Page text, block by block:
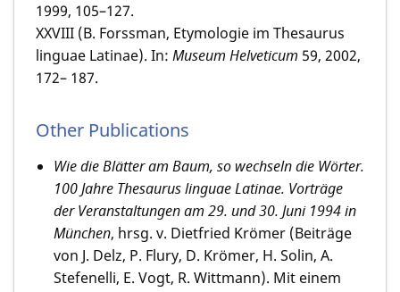
1999, 105–127.
XXVIII (B. Forssman, Etymologie im Thesaurus
linguae Latinae). In: Museum Helveticum 59, 2002,
172– 187.
Other Publications
Wie die Blätter am Baum, so wechseln die Wörter.
100 Jahre Thesaurus linguae Latinae. Vorträge
der Veranstaltungen am 29. und 30. Juni 1994 in
München, hrsg. v. Dietfried Krömer (Beiträge
von J. Delz, P. Flury, D. Krömer, H. Solin, A.
Stefenelli, E. Vogt, R. Wittmann). Mit einem